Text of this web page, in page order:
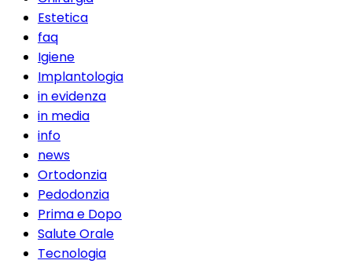
Estetica
faq
Igiene
Implantologia
in evidenza
in media
info
news
Ortodonzia
Pedodonzia
Prima e Dopo
Salute Orale
Tecnologia